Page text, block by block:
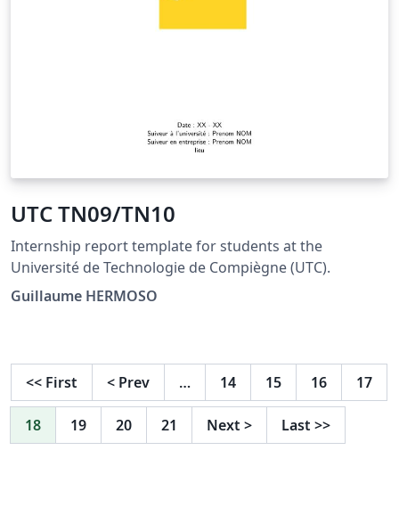
UTC TN09/TN10
Internship report template for students at the
Université de Technologie de Compiègne (UTC).
Guillaume HERMOSO
<< First < Prev … 14 15 16 17
18 19 20 21 Next > Last >>